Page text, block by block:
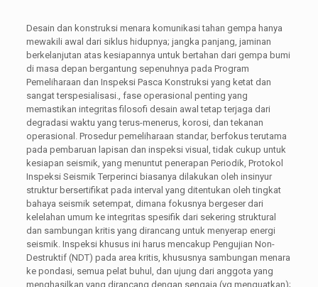
Desain dan konstruksi menara komunikasi tahan gempa hanya
mewakili awal dari siklus hidupnya; jangka panjang, jaminan
berkelanjutan atas kesiapannya untuk bertahan dari gempa bumi
di masa depan bergantung sepenuhnya pada Program
Pemeliharaan dan Inspeksi Pasca Konstruksi yang ketat dan
sangat terspesialisasi., fase operasional penting yang
memastikan integritas filosofi desain awal tetap terjaga dari
degradasi waktu yang terus-menerus, korosi, dan tekanan
operasional. Prosedur pemeliharaan standar, berfokus terutama
pada pembaruan lapisan dan inspeksi visual, tidak cukup untuk
kesiapan seismik, yang menuntut penerapan Periodik, Protokol
Inspeksi Seismik Terperinci biasanya dilakukan oleh insinyur
struktur bersertifikat pada interval yang ditentukan oleh tingkat
bahaya seismik setempat, dimana fokusnya bergeser dari
kelelahan umum ke integritas spesifik dari sekering struktural
dan sambungan kritis yang dirancang untuk menyerap energi
seismik. Inspeksi khusus ini harus mencakup Pengujian Non-
Destruktif (NDT) pada area kritis, khususnya sambungan menara
ke pondasi, semua pelat buhul, dan ujung dari anggota yang
menghasilkan yang dirancang dengan sengaja (yg menguatkan);